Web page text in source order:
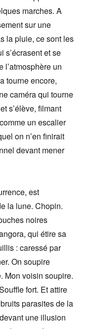
marches. A
sur une
la pluie, ce sont les
s’écrasent et se
l’atmosphère un
tourne encore,
caméra qui tourne
s’élève, filmant
un escalier
on n’en finirait
devant mener
est
la lune. Chopin.
noires
qui étire sa
: caressé par
On soupire
Mon voisin soupire.
fort. Et attire
parasites de la
une illusion